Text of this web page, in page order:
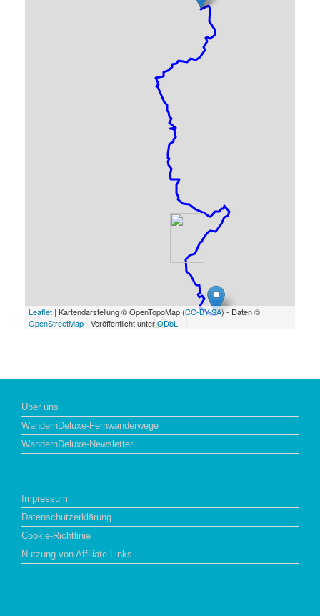
Leaflet | Kartendarstellung © OpenTopoMap (CC-BY-SA) - Daten ©
OpenStreetMap- Veröffentlicht unterODbL
Über uns
WandernDeluxe-Fernwanderwege
WandernDeluxe-Newsletter
Impressum
Datenschutzerklärung
Cookie-Richtlinie
Nutzung von Affiliate-Links